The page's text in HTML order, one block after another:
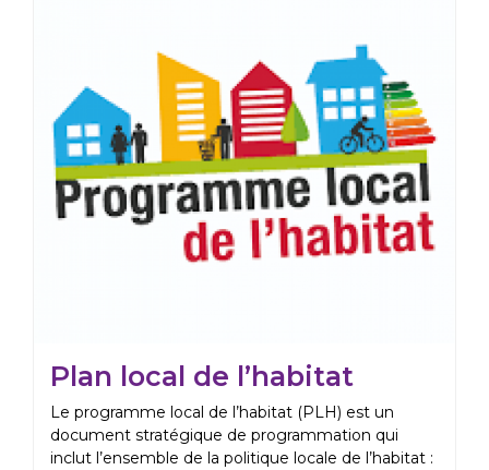
Plan local de l’habitat
Le programme local de l’habitat (PLH) est un
document stratégique de programmation qui
inclut l’ensemble de la politique locale de l’habitat :